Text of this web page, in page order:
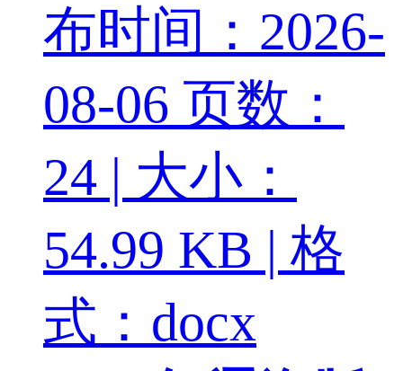
布时间：2026-
08-06 页数：
24 | 大小：
54.99 KB | 格
式：docx